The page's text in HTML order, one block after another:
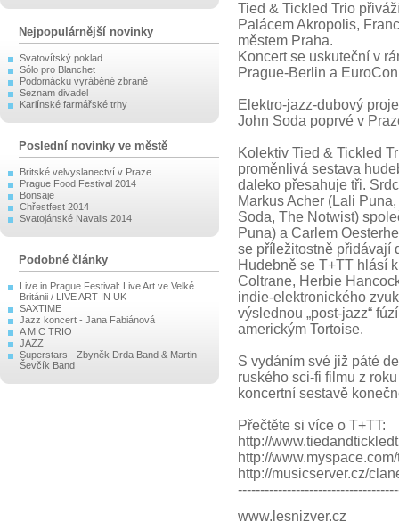
Tied & Tickled Trio
Palácem Akropolis,
městem Praha.
Koncert se uskuteční v
Prague-Berlin a
Elektro-jazz-dubový
John Soda poprvé v
Kolektiv Tied & Tickled
proměnlivá sestava
daleko přesahuje tři.
Markus Acher (Lali
Soda, The Notwist)
Puna) a Carlem
se příležitostně přidávají
Hudebně se T+TT hlásí
Coltrane, Herbie
indie-elektronického
výslednou „post-jazz“
americkým Tortoise.
S vydáním své již páté
ruského sci-fi filmu z
koncertní sestavě
Přečtěte si více o T+TT:
http://
http://
http://musicserver.cz/
www.lesnizver.cz
Nejpopulárnější novinky
Svatovítský poklad
Sólo pro Blanchet
Podomácku vyráběné zbraně
Seznam divadel
Karlínské farmářské trhy
Poslední novinky ve městě
Britské velvyslanectví v Praze...
Prague Food Festival 2014
Bonsaje
Chřestfest 2014
Svatojánské Navalis 2014
Podobné články
Live in Prague Festival: Live Art ve Velké
Británii / LIVE ART IN UK
SAXTIME
Jazz koncert - Jana Fabiánová
A M C TRIO
JAZZ
Superstars - Zbyněk Drda Band & Martin
Ševčík Band